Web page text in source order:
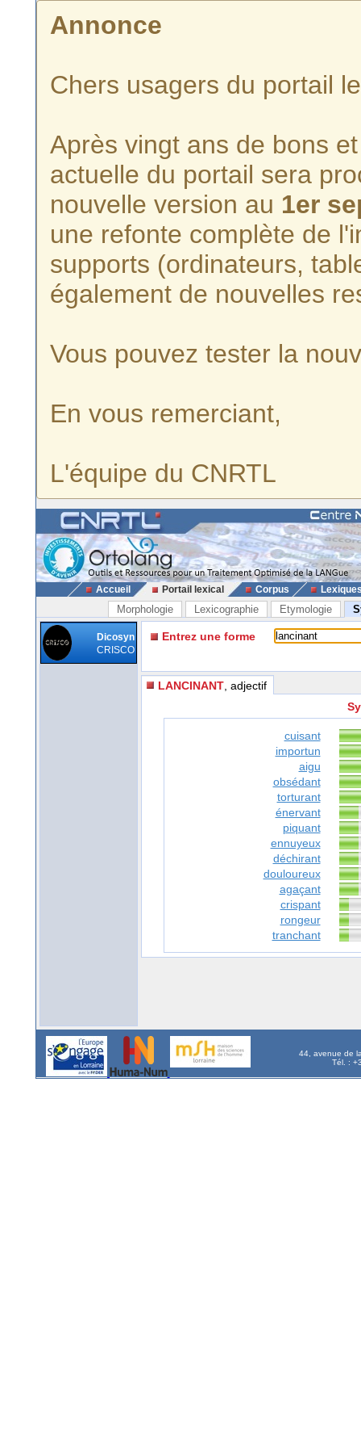
Annonce
Chers usagers du portail
Après vingt ans de bons
actuelle du portail sera
nouvelle version au 1er
une refonte complète de
supports (ordinateurs,
également de nouvelles
Vous pouvez tester la
En vous remerciant,
L'équipe du CNRTL
Accueil Portail lexical Corpus
Morphologie Lexicographie Etymologie
Dicosyn
CRISCO
Entrez une forme
LANCINANT , adjectif
cuisant
importun
aigu
obsédant
torturant
énervant
piquant
ennuyeux
déchirant
douloureux
agaçant
crispant
rongeur
tranchant
44, avenue de
Tél. :